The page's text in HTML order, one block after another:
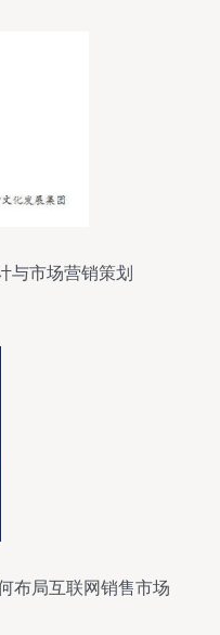
与市场营销策划
布局互联网销售市场